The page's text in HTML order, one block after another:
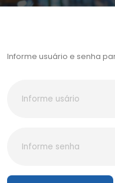
Informe usuário e senha